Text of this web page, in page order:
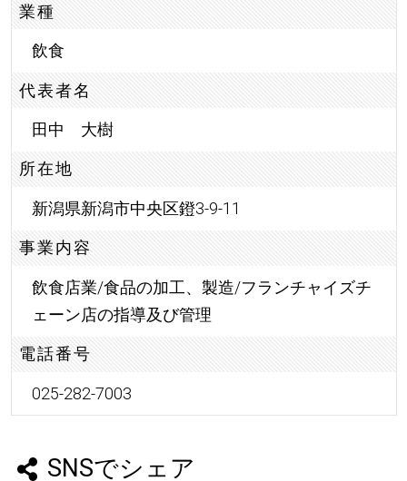
業種
飲食
代表者名
田中 大樹
所在地
新潟県新潟市中央区鐙3-9-11
事業内容
飲食店業/食品の加工、製造/フランチャイズチ
ェーン店の指導及び管理
電話番号
025-282-7003
SNSでシェア